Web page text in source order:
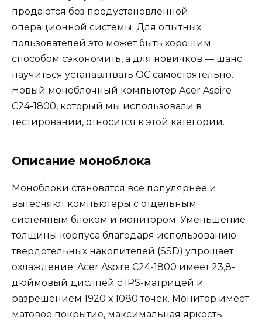
продаются без предустановленной
операционной системы. Для опытных
пользователей это может быть хорошим
способом сэкономить, а для новичков — шанс
научиться устанавлтвать ОС самостоятельно.
Новый моноблочный компьютер Acer Aspire
C24-1800, который мы использовали в
тестировании, относится к этой категории.
Описание моноблока
Моноблоки становятся все популярнее и
вытесняют компьютеры с отдельным
системным блоком и монитором. Уменьшение
толщины корпуса благодаря использованию
твердотельных накопителей (SSD) упрощает
охлаждение. Acer Aspire C24-1800 имеет 23,8-
дюймовый дислпей с IPS-матрицей и
разрешением 1920 х 1080 точек. Монитор имеет
матовое покрытие, максимальная яркость